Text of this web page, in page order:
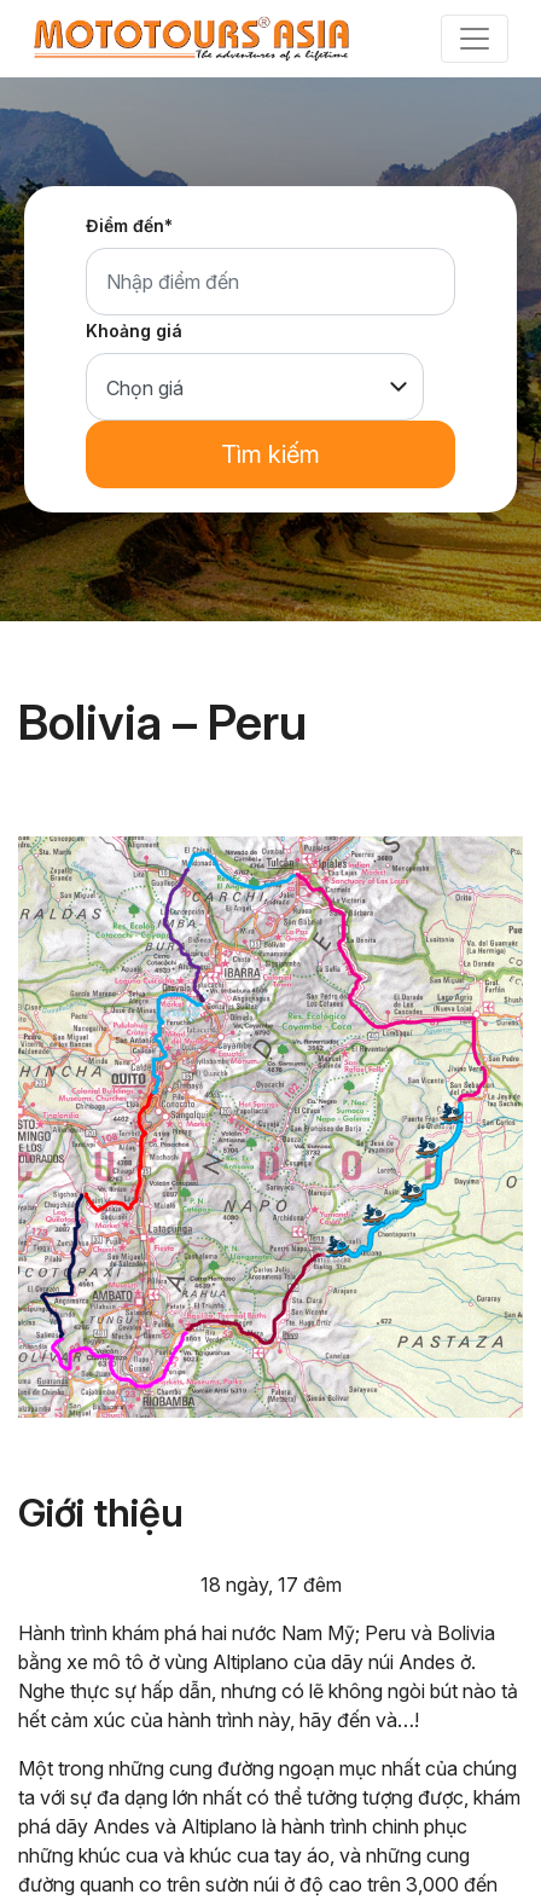
the
Điểm đến*
Khoảng giá
Tìm kiếm
Bolivia – Peru
Giới thiệu
18 ngày, 17 đêm
Hành trình khám phá hai nước Nam Mỹ; Peru và Bolivia
bằng xe mô tô ở vùng Altiplano của dãy núi Andes ở.
Nghe thực sự hấp dẫn, nhưng có lẽ không ngòi bút nào tả
hết cảm xúc của hành trình này, hãy đến và…!
Một trong những cung đường ngoạn mục nhất của chúng
ta với sự đa dạng lớn nhất có thể tưởng tượng được, khám
phá dãy Andes và Altiplano là hành trình chinh phục
những khúc cua và khúc cua tay áo, và những cung
đường quanh co trên sườn núi ở độ cao trên 3,000 đến